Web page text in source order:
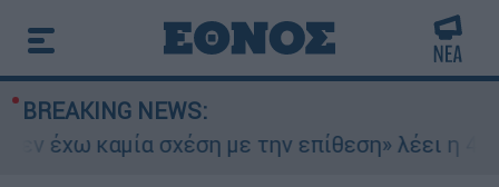
BREAKING NEWS:
καμία σχέση με την επίθεση» λέει η